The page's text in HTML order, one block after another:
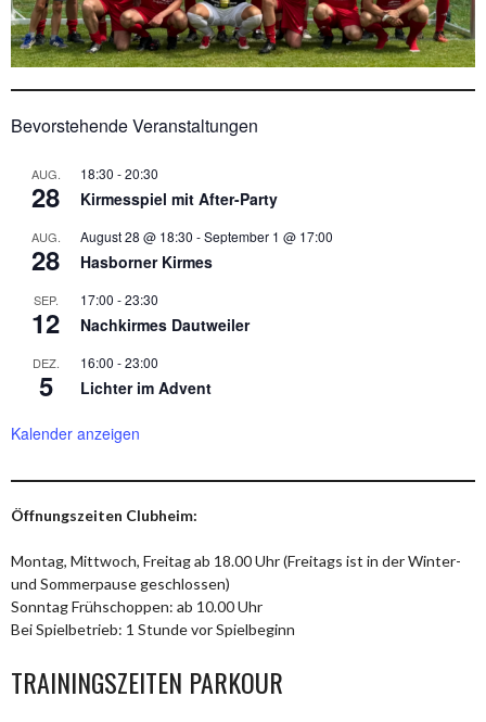
Bevorstehende Veranstaltungen
AUG.
28
18:30 -20:30
Kirmesspiel mit After-Party
AUG.
28
August 28 @ 18:30 -September 1 @ 17:00
Hasborner Kirmes
SEP.
12
17:00 -23:30
Nachkirmes Dautweiler
DEZ.
5
16:00 -23:00
Lichter im Advent
Kalender anzeigen
Öffnungszeiten Clubheim:
Montag, Mittwoch, Freitag ab 18.00 Uhr (Freitags ist in der Winter-
und Sommerpause geschlossen)
Sonntag Frühschoppen: ab 10.00 Uhr
Bei Spielbetrieb: 1 Stunde vor Spielbeginn
TRAININGSZEITEN PARKOUR